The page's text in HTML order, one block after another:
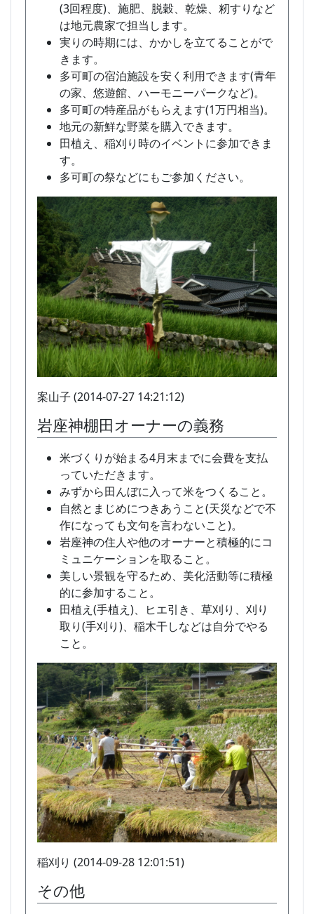
(3回程度)、施肥、脱穀、乾燥、籾すりなど
は地元農家で担当します。
実りの時期には、かかしを立てることがで
きます。
多可町の宿泊施設を安く利用できます(青年
の家、悠遊館、ハーモニーパークなど)。
多可町の特産品がもらえます(1万円相当)。
地元の新鮮な野菜を購入できます。
田植え、稲刈り時のイベントに参加できま
す。
多可町の祭などにもご参加ください。
案山子 (2014-07-27 14:21:12)
岩座神棚田オーナーの義務
米づくりが始まる4月末までに会費を支払
っていただきます。
みずから田んぼに入って米をつくること。
自然とまじめにつきあうこと(天災などで不
作になっても文句を言わないこと)。
岩座神の住人や他のオーナーと積極的にコ
ミュニケーションを取ること。
美しい景観を守るため、美化活動等に積極
的に参加すること。
田植え(手植え)、ヒエ引き、草刈り、刈り
取り(手刈り)、稲木干しなどは自分でやる
こと。
稲刈り (2014-09-28 12:01:51)
その他